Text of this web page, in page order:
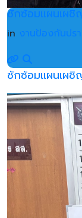
ซักซ้อมแผนเผชิ
in งานป้องกันปร
ซักซ้อมแผนเผ